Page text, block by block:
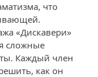
что
«Дискавери»
сложные
Каждый член
как он